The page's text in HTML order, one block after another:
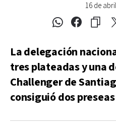
16 de
La delegación
tres plateadas y una
Challenger de
consiguió dos